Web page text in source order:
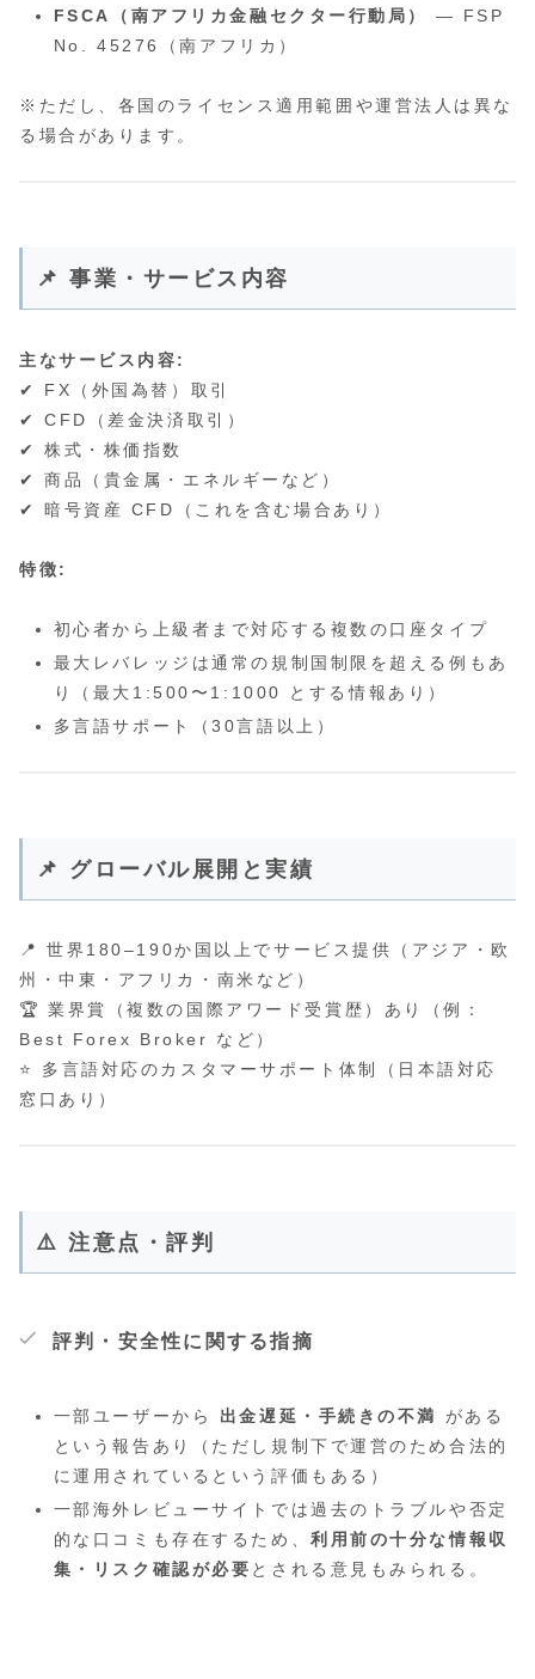
FSCA（南アフリカ金融セクター行動局）
— FSP
No. 45276（南アフリカ）
※ただし、各国のライセンス適用範囲や運営法人は異な
る場合があります。
📌 事業・サービス内容
主なサービス内容:
✔ FX（外国為替）取引
✔ CFD（差金決済取引）
✔ 株式・株価指数
✔ 商品（貴金属・エネルギーなど）
✔ 暗号資産 CFD（これを含む場合あり）
特徴:
初心者から上級者まで対応する複数の口座タイプ
最大レバレッジは通常の規制国制限を超える例もあ
り（最大1:500〜1:1000 とする情報あり）
多言語サポート（30言語以上）
📌 グローバル展開と実績
📍 世界180–190か国以上でサービス提供（アジア・欧
州・中東・アフリカ・南米など）
🏆 業界賞（複数の国際アワード受賞歴）あり（例：
Best Forex Broker など）
⭐ 多言語対応のカスタマーサポート体制（日本語対応
窓口あり）
⚠️ 注意点・評判
評判・安全性に関する指摘
一部ユーザーから 出金遅延・手続きの不満
がある
という報告あり（ただし規制下で運営のため合法的
に運用されているという評価もある）
一部海外レビューサイトでは過去のトラブルや否定
的な口コミも存在するため、利用前の十分な情報収
集・リスク確認が必要 とされる意見もみられる。